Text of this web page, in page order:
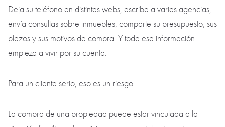
Por eso nuestro enfoque no es una fórmula de marketing. Es
una cuestión de reputación y la forma en que entendemos
nuestra vida profesional.
su información.